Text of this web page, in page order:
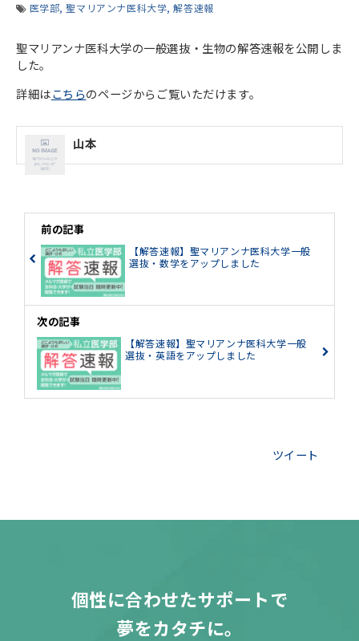
医学部 聖マリアンナ医科大学 解答速報
聖マリアンナ医科大学の一般選抜・生物の解答速報を公開しま
した。
詳細はこちらのページからご覧いただけます。
山本
前の記事
【解答速報】聖マリアンナ医科大学一般
選抜・数学をアップしました
次の記事
【解答速報】聖マリアンナ医科大学一般
選抜・英語をアップしました
ツイート
個性に合わせたサポートで
夢をカタチに。